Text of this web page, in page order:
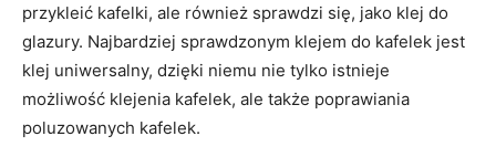
przykleić kafelki, ale również sprawdzi się, jako klej do
glazury. Najbardziej sprawdzonym klejem do kafelek jest
klej uniwersalny, dzięki niemu nie tylko istnieje
możliwość klejenia kafelek, ale także poprawiania
poluzowanych kafelek.